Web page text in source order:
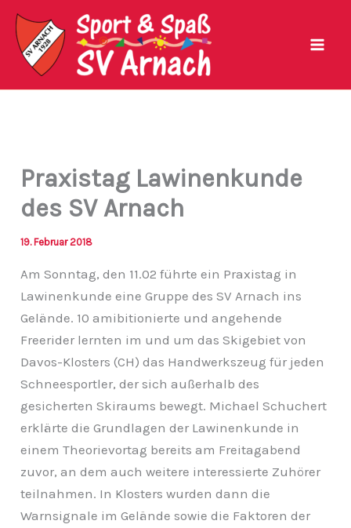
Zum
Inhalt
springen
Praxistag Lawinenkunde
des SV Arnach
19. Februar 2018
Am Sonntag, den 11.02 führte ein Praxistag in
Lawinenkunde eine Gruppe des SV Arnach ins
Gelände. 10 amibitionierte und angehende
Freerider lernten im und um das Skigebiet von
Davos-Klosters (CH) das Handwerkszeug für jeden
Schneesportler, der sich außerhalb des
gesicherten Skiraums bewegt. Michael Schuchert
erklärte die Grundlagen der Lawinenkunde in
einem Theorievortag bereits am Freitagabend
zuvor, an dem auch weitere interessierte Zuhörer
teilnahmen. In Klosters wurden dann die
Warnsignale im Gelände sowie die Faktoren der